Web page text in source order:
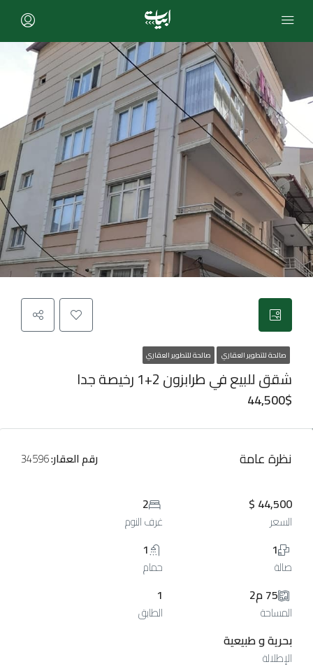
صالحة للتطوير العقاري صالحة للتطوير العقاري
شقق للبيع في طرابزون 2+1 رخيصة جدا
44,500$
نظرة عامة رقم العقار:
44,500 $
السعر
2
غرف النوم
1
صالة
1
حمام
75 م2
المساحة
1
الطابق
بحرية و طبيعية
الإطلالة